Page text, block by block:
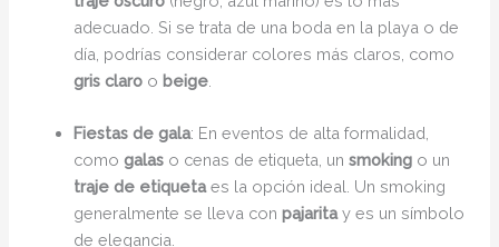
adecuado. Si se trata de una boda en la playa o de
día, podrías considerar colores más claros, como
gris claro o beige
Fiestas de gala: En eventos de alta formalidad,
comogalas o cenas de etiqueta, unsmoking o un
traje de etiquetaes la opción ideal. Un smoking
generalmente se lleva conpajaritay es un símbolo
de elegancia.